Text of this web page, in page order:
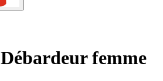
Débardeur femme